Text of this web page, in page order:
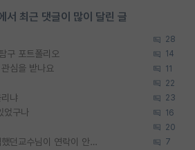
서 최근 댓글이 많이 달린 글
28
구 포트폴리오 14
심을 받나요 11
22
냐 23
었구나 16
20
석박사 과정 합격하고, 컨택했던교수님이 연락이 안됩니다... 7